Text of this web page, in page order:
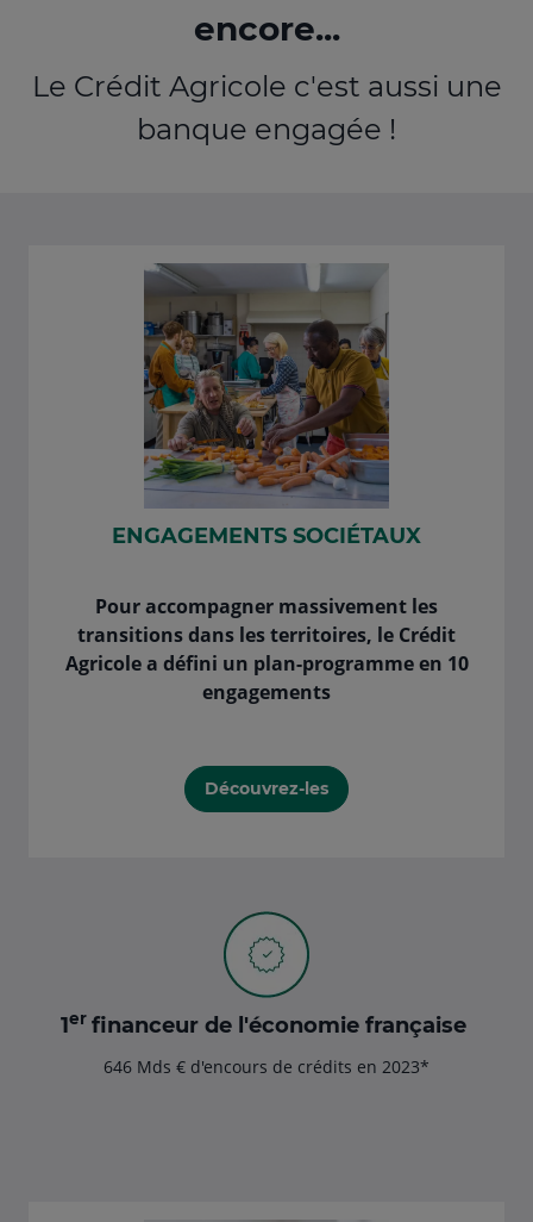
encore...
Le Crédit Agricole c'est aussi une
banque engagée !
ENGAGEMENTS SOCIÉTAUX
Pour accompagner massivement les
transitions dans les territoires, le Crédit
Agricole a défini un plan-programme en 10
engagements
Découvrez-les
1er financeur de l'économie française
646 Mds € d'encours de crédits en 2023*